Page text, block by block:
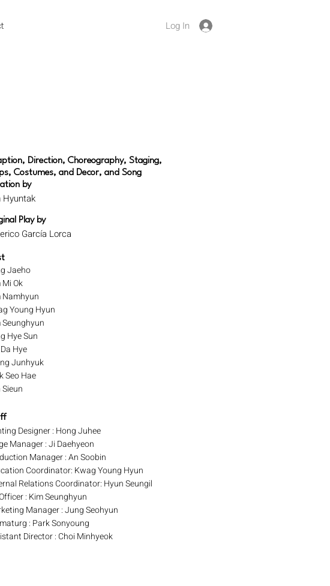
Log In
Direction, Choreography, Staging,
Costumes, and Decor, and Song
by
Hyuntak
Play by
García Lorca
Jaeho
Mi Ok
Namhyun
Young Hyun
Seunghyun
Hye Sun
Hye
Junhyuk
Seo Hae
Designer : Hong Juhee
Manager : Ji Daehyeon
Manager : An Soobin
Coordinator: Kwag Young Hyun
Relations Coordinator: Hyun Seungil
: Kim Seunghyun
Manager : Jung Seohyun
: Park Sonyoung
Director : Choi Minhyeok